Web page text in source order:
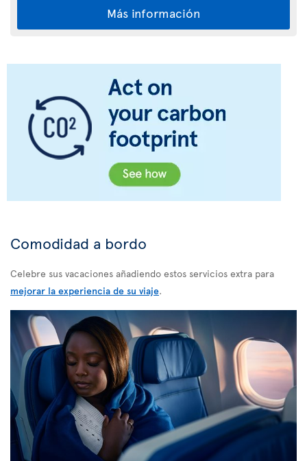
Más información
Comodidad a bordo
Celebre sus vacaciones añadiendo estos servicios extra para
mejorar la experiencia de su viaje.